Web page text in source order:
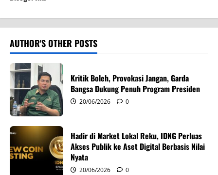
n
a
v
i
g
a
t
i
o
AUTHOR'S OTHER POSTS
Kritik Boleh, Provokasi Jangan, Garda
Bangsa Dukung Penuh Program Presiden
20/06/2026 0
Hadir di Market Lokal Reku, IDNG Perluas
Akses Publik ke Aset Digital Berbasis Nilai
Nyata
20/06/2026 0